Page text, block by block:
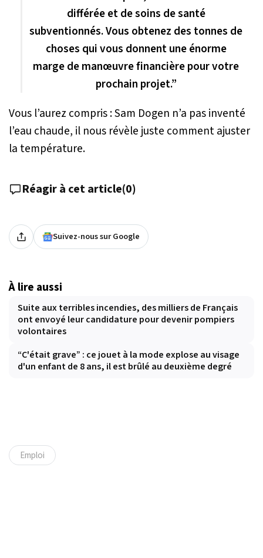
différée et de soins de santé
subventionnés. Vous obtenez des tonnes de
choses qui vous donnent une énorme
marge de manœuvre financière pour votre
prochain projet.”
Vous l’aurez compris : Sam Dogen n’a pas inventé
l’eau chaude, il nous révèle juste comment ajuster
la température.
Réagir à cet article(0)
Suivez-nous sur Google
À lire aussi
Suite aux terribles incendies, des milliers de Français
ont envoyé leur candidature pour devenir pompiers
volontaires
“C'était grave” : ce jouet à la mode explose au visage
d'un enfant de 8 ans, il est brûlé au deuxième degré
Emploi